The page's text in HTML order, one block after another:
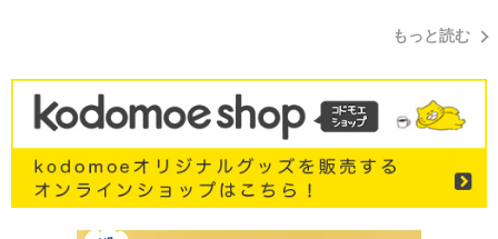
もっと読む